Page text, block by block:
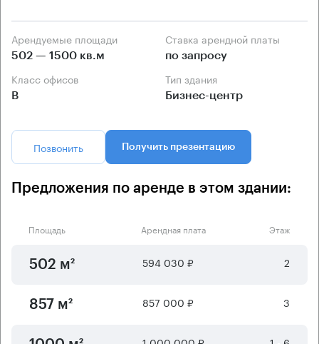
Арендуемые площади
502 — 1500 кв.м
Ставка арендной платы
по запросу
Класс офисов
B
Тип здания
Бизнес-центр
Позвонить Получить презентацию
Предложения по аренде в этом здании:
Площадь Арендная плата Этаж
502 м² 594 030 ₽ 2
857 м² 857 000 ₽ 3